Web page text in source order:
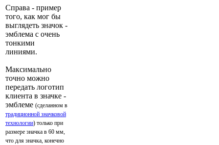
Справа - пример
того, как мог бы
выглядеть значок -
эмблема с очень
тонкими
линиями.
Максимально
точно можно
передать логотип
клиента в значке -
эмблеме (сделанном в
традиционной значковой
технологии) только при
размере значка в 60 мм,
что для значка, конечно